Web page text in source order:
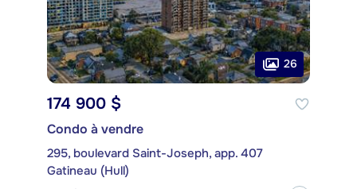
26
174 900 $
Condo à vendre
295, boulevard Saint-Joseph, app. 407
Gatineau (Hull)